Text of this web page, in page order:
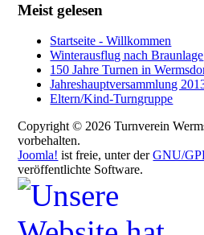
Meist gelesen
Startseite - Willkommen
Winterausflug nach Braunlage
150 Jahre Turnen in
Jahreshauptversammlung
Eltern/Kind-Turngruppe
Copyright © 2026 Turnverein
vorbehalten.
Joomla! ist freie, unter derGNU/
veröffentlichte Software.